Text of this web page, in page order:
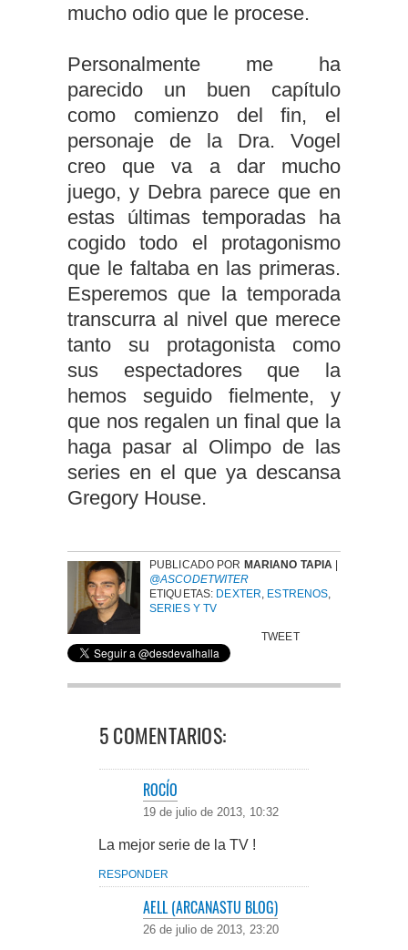
mucho odio que le procese.
Personalmente me ha
parecido un buen capítulo
como comienzo del fin, el
personaje de la Dra. Vogel
creo que va a dar mucho
juego, y Debra parece que en
estas últimas temporadas ha
cogido todo el protagonismo
que le faltaba en las primeras.
Esperemos que la temporada
transcurra al nivel que merece
tanto su protagonista como
sus espectadores que la
hemos seguido fielmente, y
que nos regalen un final que la
haga pasar al Olimpo de las
series en el que ya descansa
Gregory House.
PUBLICADO POR MARIANO TAPIA
@ASCODETWITER
ETIQUETAS: DEXTER, ESTRENOS,
SERIES Y TV
TWEET
5 COMENTARIOS:
ROCÍO
19 de julio de 2013, 10:32
La mejor serie de la TV !
RESPONDER
AELL (ARCANASTU BLOG)
26 de julio de 2013, 23:20